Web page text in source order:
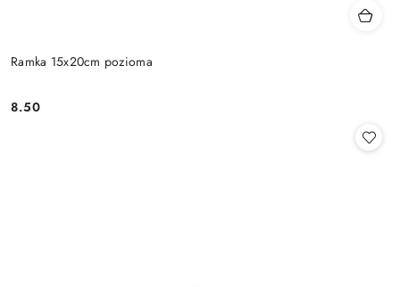
Ramka 15x20cm pozioma
Cena:
8.50